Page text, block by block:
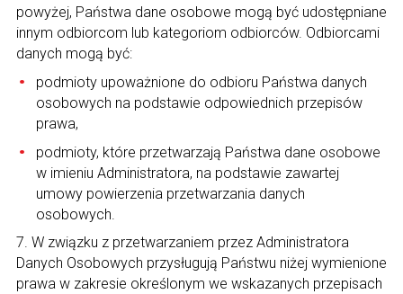
powyżej, Państwa dane osobowe mogą być udostępniane
innym odbiorcom lub kategoriom odbiorców. Odbiorcami
danych mogą być:
podmioty upoważnione do odbioru Państwa danych
osobowych na podstawie odpowiednich przepisów
prawa,
podmioty, które przetwarzają Państwa dane osobowe
w imieniu Administratora, na podstawie zawartej
umowy powierzenia przetwarzania danych
osobowych.
7. W związku z przetwarzaniem przez Administratora
Danych Osobowych przysługują Państwu niżej wymienione
prawa w zakresie określonym we wskazanych przepisach